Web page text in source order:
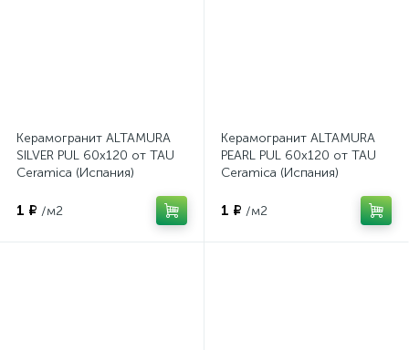
Керамогранит ALTAMURA
SILVER PUL 60x120 от TAU
Ceramica (Испания)
1 ₽ /м2
Керамогранит ALTAMURA
PEARL PUL 60x120 от TAU
Ceramica (Испания)
1 ₽ /м2